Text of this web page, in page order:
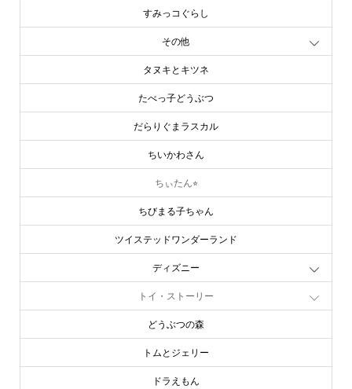
すみっコぐらし
その他
タヌキとキツネ
たべっ子どうぶつ
だらりぐまラスカル
ちいかわさん
ちぃたん⭐︎
ちびまる子ちゃん
ツイステッドワンダーランド
ディズニー
トイ・ストーリー
どうぶつの森
トムとジェリー
ドラえもん